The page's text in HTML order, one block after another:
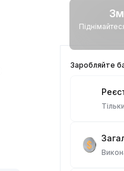
Піднімайтеся
Заробляйте
Тільки